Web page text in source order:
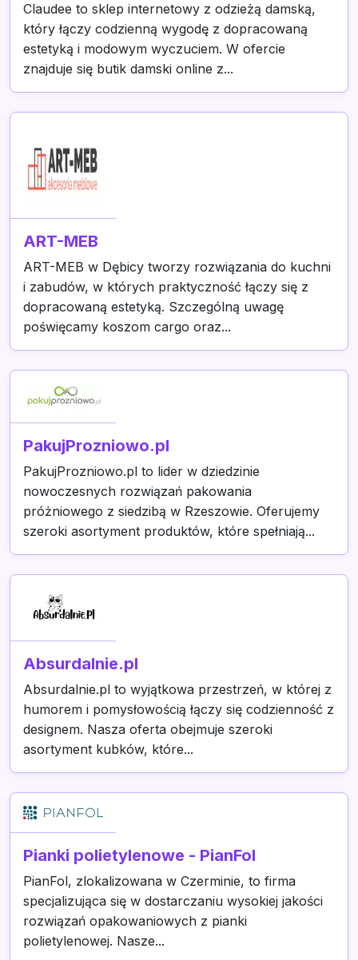
Claudee to sklep internetowy z odzieżą damską,
który łączy codzienną wygodę z dopracowaną
estetyką i modowym wyczuciem. W ofercie
znajduje się butik damski online z...
ART-MEB
ART-MEB w Dębicy tworzy rozwiązania do kuchni
i zabudów, w których praktyczność łączy się z
dopracowaną estetyką. Szczególną uwagę
poświęcamy koszom cargo oraz...
PakujProzniowo.pl
PakujProzniowo.pl to lider w dziedzinie
nowoczesnych rozwiązań pakowania
próżniowego z siedzibą w Rzeszowie. Oferujemy
szeroki asortyment produktów, które spełniają...
Absurdalnie.pl
Absurdalnie.pl to wyjątkowa przestrzeń, w której z
humorem i pomysłowością łączy się codzienność z
designem. Nasza oferta obejmuje szeroki
asortyment kubków, które...
Pianki polietylenowe - PianFol
PianFol, zlokalizowana w Czerminie, to firma
specjalizująca się w dostarczaniu wysokiej jakości
rozwiązań opakowaniowych z pianki
polietylenowej. Nasze...